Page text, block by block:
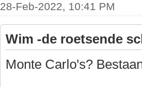
28-Feb-2022, 10:41 PM
Wim -de roetsende
Monte Carlo's?